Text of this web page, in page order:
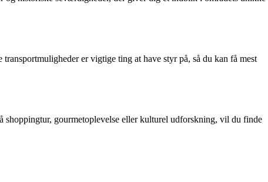
er vigtige ting at have styr på, så du kan få mest
shoppingtur, gourmetoplevelse eller kulturel udforskning, vil du finde